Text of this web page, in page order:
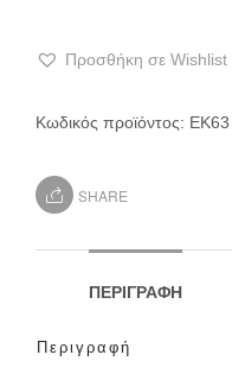
Προσθήκη σε Wishlist
Κωδικός προϊόντος: ΕΚ63
SHARE
ΠΕΡΙΓΡΑΦΉ
Περιγραφή